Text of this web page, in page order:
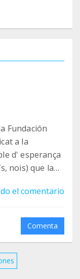
Fundación
a la
d' esperança
nois) que la
posible
a la
laminopatía.
el comentario
Comenta